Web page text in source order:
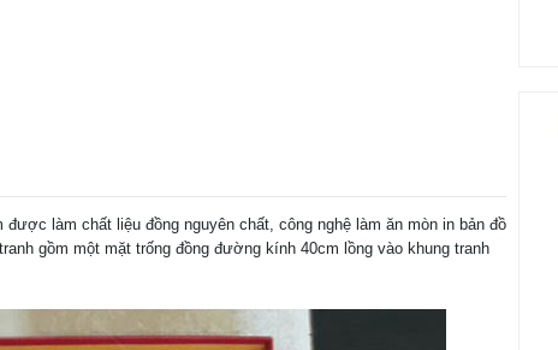
làm chất liệu đồng nguyên chất, công nghệ làm ăn mòn in bản đồ
gồm một mặt trống đồng đường kính 40cm lồng vào khung tranh